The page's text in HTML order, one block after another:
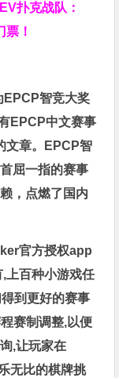
扑克战队：
票！
EPCP智竞大奖
EPCP中文赛事
文章。EPCP智
屈一指的赛事
，点燃了国内
官方授权app
上百种小游戏任
到更好的赛事
赛制调整,以便
,让玩家在
无比的棋牌挑